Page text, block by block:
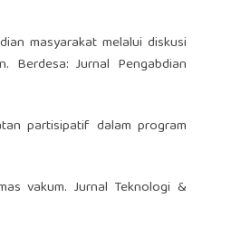
masyarakat melalui diskusi
Berdesa: Jurnal Pengabdian
partisipatif dalam program
vakum. Jurnal Teknologi &